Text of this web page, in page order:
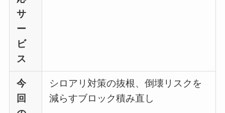
サ
ー
ビ
ス
今
回
シロアリ対策の抜根、倒壊リスクを
減らすブロック積み直し